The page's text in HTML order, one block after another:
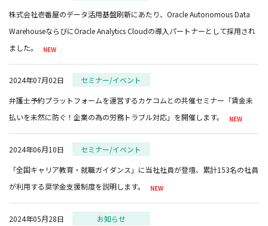
株式会社壱番屋のデータ活用基盤刷新にあたり、Oracle Autonomous Data
WarehouseならびにOracle Analytics Cloudの導入パートナーとして採用され
ました。
2024年07月02日
セミナー/イベント
弁護士予約プラットフォームを運営するカケコムとの共催セミナー「賃金未
払いを未然に防ぐ！企業の為の労務トラブル対応」を開催します。
2024年06月10日
セミナー/イベント
「全国キャリア教育・就職ガイダンス」に当社社員が登壇、累計153名の社員
が利用する奨学金支援制度を説明します。
2024年05月28日
お知らせ